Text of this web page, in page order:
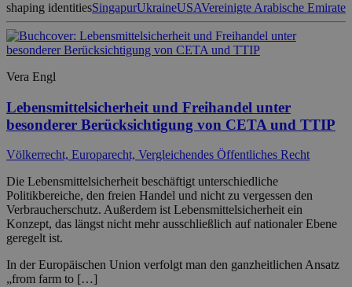
shaping identitiesSingapurUkraineUSAVereinigte Arabische Emirate
Vera Engl
Lebensmittelsicherheit und Freihandel unter
besonderer Berücksichtigung von CETA und TTIP
Völkerrecht, Europarecht, Vergleichendes Öffentliches Recht
Die Lebensmittelsicherheit beschäftigt unterschiedliche
Politikbereiche, den freien Handel und nicht zu vergessen den
Verbraucherschutz. Außerdem ist Lebensmittelsicherheit ein
Konzept, das längst nicht mehr ausschließlich auf nationaler Ebene
geregelt ist.
In der Europäischen Union verfolgt man den ganzheitlichen Ansatz
„from farm to […]